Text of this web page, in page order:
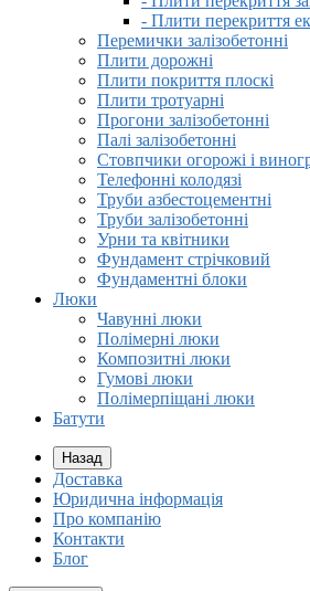
- Плити перекриття
Перемички залізобетонні
Плити дорожні
Плити покриття плоскі
Плити тротуарні
Прогони залізобетонні
Палі залізобетонні
Стовпчики огорожі і
Телефонні колодязі
Труби азбестоцементні
Труби залізобетонні
Урни та квітники
Фундамент стрічковий
Фундаментні блоки
Люки
Чавунні люки
Полімерні люки
Композитні люки
Гумові люки
Полімерпіщані люки
Батути
Назад
Доставка
Юридична інформація
Про компанію
Контакти
Блог